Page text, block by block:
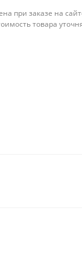
при заказе на
товара